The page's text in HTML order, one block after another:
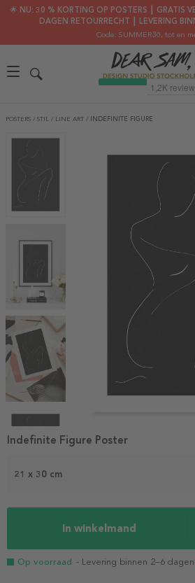
🌟 NU: 30 % KORTING OP POSTERS ┃ GRATIS
DAGEN RETOURRECHT ┃ LEVERING
Code: SUMMER30, tot en
POSTERS / STIL / LINE ART / INDEFINITE FIGURE
1
21 x 30 cm
In winkelmand
Op voorraad - Levering binnen 2–6 dagen
Indefinite Figure Poster